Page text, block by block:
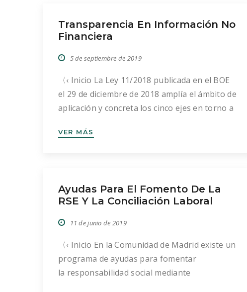
participar pueden presentar sus […]
Transparencia En Información No
Financiera
5 de septiembre de 2019
〈‹ Inicio La Ley 11/2018 publicada en el BOE
el 29 de diciembre de 2018 amplía el ámbito de
aplicación y concreta los cinco ejes en torno a
información no financiera: medioambiente;
VER MÁS
Ayudas Para El Fomento De La
RSE Y La Conciliación Laboral
11 de junio de 2019
〈‹ Inicio En la Comunidad de Madrid existe un
programa de ayudas para fomentar
la responsabilidad social mediante